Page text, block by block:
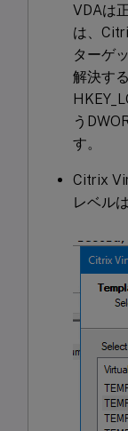
VDAは
は、
ターゲ
解決す
う
す。
Citrix
レベル